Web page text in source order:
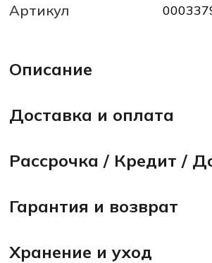
Артикул
Описание
Доставка и оплата
Рассрочка / Кредит /
Гарантия и возврат
Хранение и уход